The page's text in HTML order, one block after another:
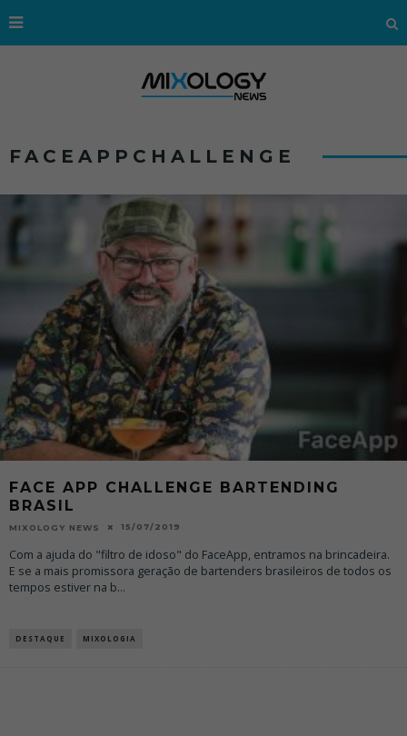
FACEAPPCHALLENGE
FACE APP CHALLENGE BARTENDING
BRASIL
MIXOLOGY NEWS 15/07/2019
Com a ajuda do "filtro de idoso" do FaceApp, entramos na brincadeira.
E se a mais promissora geração de bartenders brasileiros de todos os
tempos estiver na b...
DESTAQUE MIXOLOGIA